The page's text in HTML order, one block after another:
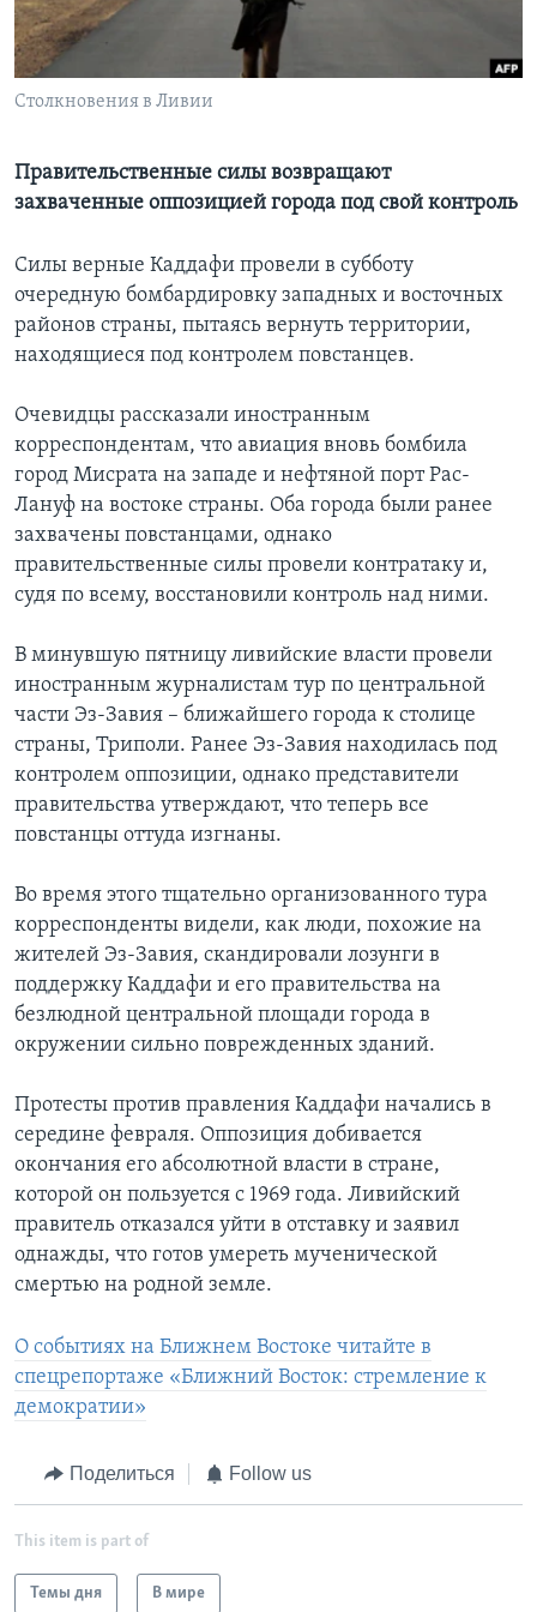
Learning English
СОЦИАЛЬНЫЕ СЕТИ
Столкновения в Ливии
Правительственные силы возвращают
захваченные оппозицией города под свой контроль
Cилы верные Каддафи провели в субботу
очередную бомбардировку западных и восточных
районов страны, пытаясь вернуть территории,
находящиеся под контролем повстанцев.
Очевидцы рассказали иностранным
корреспондентам, что авиация вновь бомбила
город Мисрата на западе и нефтяной порт Рас-
Лануф на востоке страны. Оба города были ранее
захвачены повстанцами, однако
правительственные силы провели контратаку и,
судя по всему, восстановили контроль над ними.
В минувшую пятницу ливийские власти провели
иностранным журналистам тур по центральной
части Эз-Завия – ближайшего города к столице
страны, Триполи. Ранее Эз-Завия находилась под
контролем оппозиции, однако представители
правительства утверждают, что теперь все
повстанцы оттуда изгнаны.
Во время этого тщательно организованного тура
корреспонденты видели, как люди, похожие на
жителей Эз-Завия, скандировали лозунги в
поддержку Каддафи и его правительства на
безлюдной центральной площади города в
окружении сильно поврежденных зданий.
Протесты против правления Каддафи начались в
середине февраля. Оппозиция добивается
окончания его абсолютной власти в стране,
которой он пользуется с 1969 года. Ливийский
правитель отказался уйти в отставку и заявил
однажды, что готов умереть мученической
смертью на родной земле.
О событиях на Ближнем Востоке читайте в
спецрепортаже «Ближний Восток: стремление к
демократии»
Поделиться Follow us
This item is part of
Темы дня В мире